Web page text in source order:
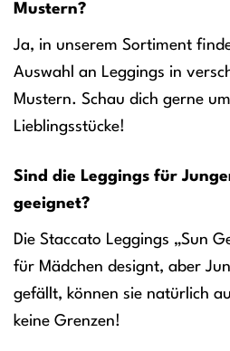
Mustern?
Ja, in unserem Sortiment
Auswahl an Leggings in
Mustern. Schau dich gerne
Lieblingsstücke!
Sind die Leggings für
geeignet?
Die Staccato Leggings „Sun
für Mädchen designt, aber
gefällt, können sie natürlich
keine Grenzen!